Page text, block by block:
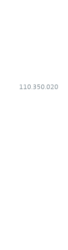
110.350.020